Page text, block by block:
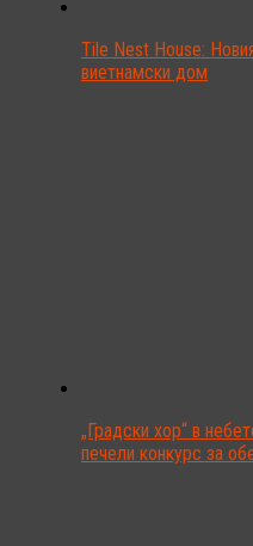
Tile Nest House:
виетнамски дом
„Градски хор“ в
печели конкурс за